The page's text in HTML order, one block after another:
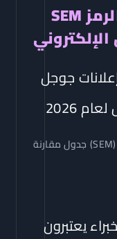
الفرق المفاهيمي بين الرمز SEM
الفرق بين السيو (SEO) وإعلانات جوجل (SEM) جدول مقارنة
يعتبرون